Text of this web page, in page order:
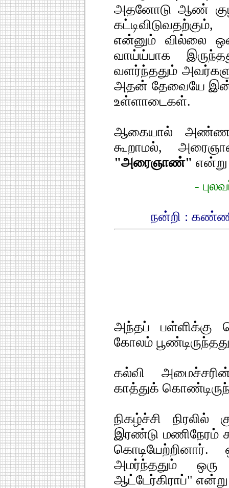
அதனோடு ஆண்
என்னும் வில்லை
வாய்ய்பாக
வளர்ந்ததும்
அதன் தேவையே
உள்ளாடைகள்.
ஆகையால் அண்ணா
கூறாமல்,
"அரைஞாண்" என்று
-
நன்றி :
அந்தப் பள்ளிக்கு
கோலம்
கல்வி
காத்துக்
நிகழ்ச்சி நிரலில்
இரண்டு மணிநேரம்
அமர்ந்ததும் ஒரு
ஆட்டேர்கிராப்"